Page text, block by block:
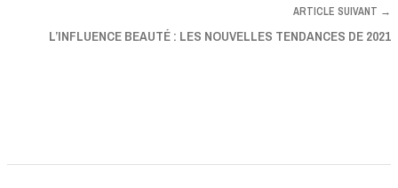
ARTICLE SUIVANT →
L’INFLUENCE BEAUTÉ : LES NOUVELLES TENDANCES DE 2021